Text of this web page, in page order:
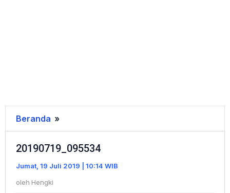
Beranda »
20190719_095534
Jumat, 19 Juli 2019 | 10:14 WIB
oleh Hengki